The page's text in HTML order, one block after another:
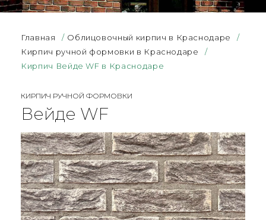
Главная / Облицовочный кирпич в Краснодаре
/
Кирпич ручной формовки в Краснодаре
/
Кирпич Вейде WF в Краснодаре
КИРПИЧ РУЧНОЙ ФОРМОВКИ
Вейде WF